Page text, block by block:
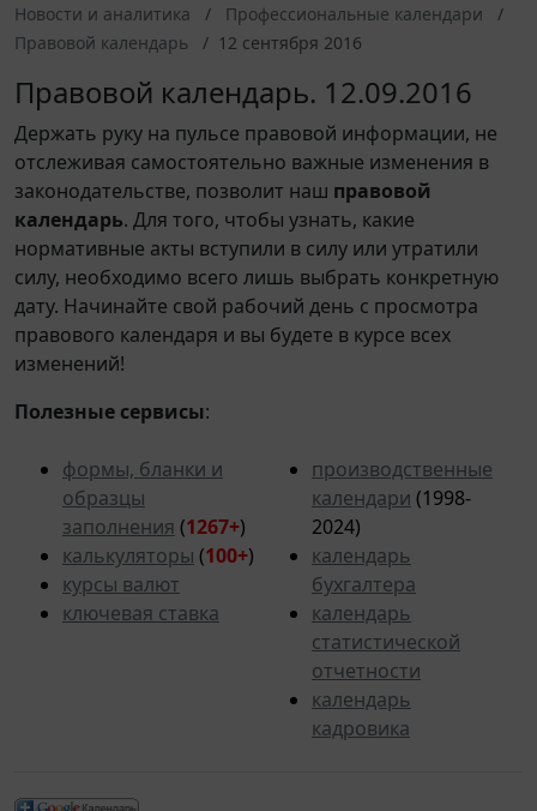
Новости и аналитика
Профессиональные календари
Правовой календарь
12 сентября 2016
Правовой календарь. 12.09.2016
Держать руку на пульсе правовой информации, не
отслеживая самостоятельно важные изменения в
законодательстве, позволит наш правовой
календарь. Для того, чтобы узнать, какие
нормативные акты вступили в силу или утратили
силу, необходимо всего лишь выбрать конкретную
дату. Начинайте свой рабочий день с просмотра
правового календаря и вы будете в курсе всех
изменений!
Полезные сервисы:
формы, бланки и
образцы
заполнения (1267+)
калькуляторы (100+)
курсы валют
ключевая ставка
производственные
календари (1998-
2024)
календарь
бухгалтера
календарь
статистической
отчетности
календарь
кадровика